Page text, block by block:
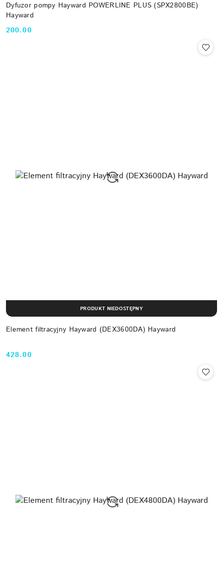
Dyfuzor pompy Hayward POWERLINE PLUS (SPX2800BE)
Hayward
Cena:
200.00
Element filtracyjny Hayward (DEX3600DA) Hayward
Cena:
428.00
PRODUKT NIEDOSTĘPNY